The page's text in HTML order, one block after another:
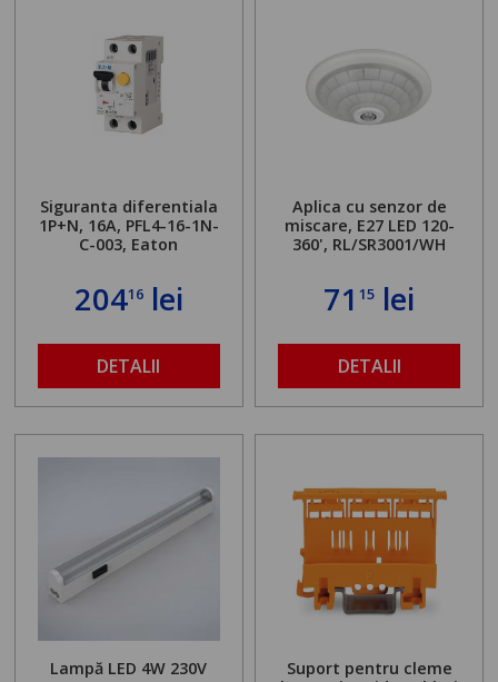
Siguranta diferentiala
1P+N, 16A, PFL4-16-1N-
C-003, Eaton
20416lei
DETALII
Aplica cu senzor de
miscare, E27 LED 120-
360', RL/SR3001/WH
7115 lei
DETALII
Lampă LED 4W 230V
Suport pentru cleme